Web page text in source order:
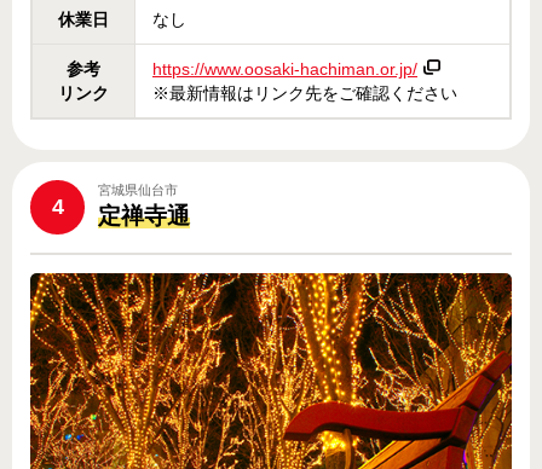
休業日 なし
参考
リンク
https://www.oosaki-hachiman.or.jp/
※最新情報はリンク先をご確認ください
4
宮城県仙台市
定禅寺通